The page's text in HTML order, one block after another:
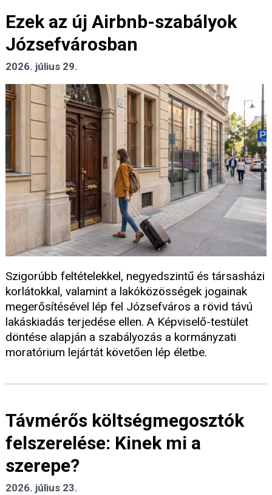
Ezek az új Airbnb-szabályok
Józsefvárosban
2026. július 29.
Szigorúbb feltételekkel, negyedszintű és társasházi
korlátokkal, valamint a lakóközösségek jogainak
megerősítésével lép fel Józsefváros a rövid távú
lakáskiadás terjedése ellen. A Képviselő-testület
döntése alapján a szabályozás a kormányzati
moratórium lejártát követően lép életbe.
Távmérős költségmegosztók
felszerelése: Kinek mi a
szerepe?
2026. július 23.